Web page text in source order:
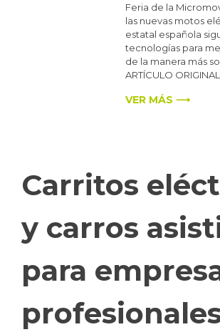
Feria de la
las nuevas motos
estatal española
tecnologías para
de la manera más
ARTÍCULO
VER MÁS ⟶
Carritos
y carros
para